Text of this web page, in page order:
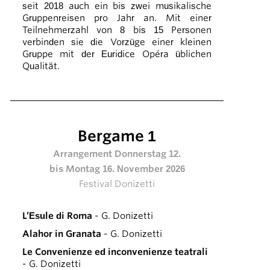
seit 2018 auch ein bis zwei musikalische
Gruppenreisen pro Jahr an. Mit einer
Teilnehmerzahl von 8 bis 15 Personen
verbinden sie die Vorzüge einer kleinen
Gruppe mit der Euridice Opéra üblichen
Qualität.
Bergame 1
Arrangement Donnerstag 12.
bis Montag 16. November 2026
Festival Donizetti
L’Esule di Roma - G. Donizetti
Alahor in Granata - G. Donizetti
Le Convenienze ed inconvenienze teatrali
- G. Donizetti